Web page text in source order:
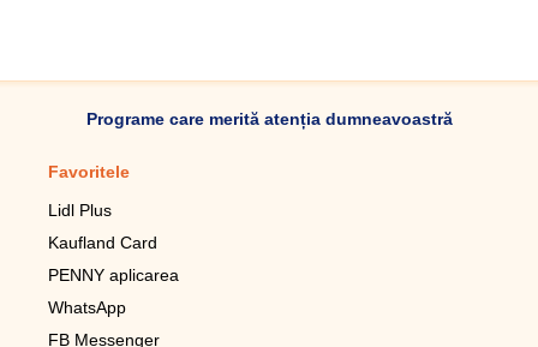
Programe care merită atenția dumneavoastră
Favoritele
Lidl Plus
Kaufland Card
PENNY aplicarea
WhatsApp
FB Messenger